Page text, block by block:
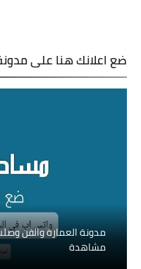
ضع اعلانك هنا على
مشاهدة